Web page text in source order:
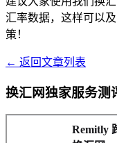
汇率数据，这样可以
策！
← 返回文章列表
换汇网独家服务测